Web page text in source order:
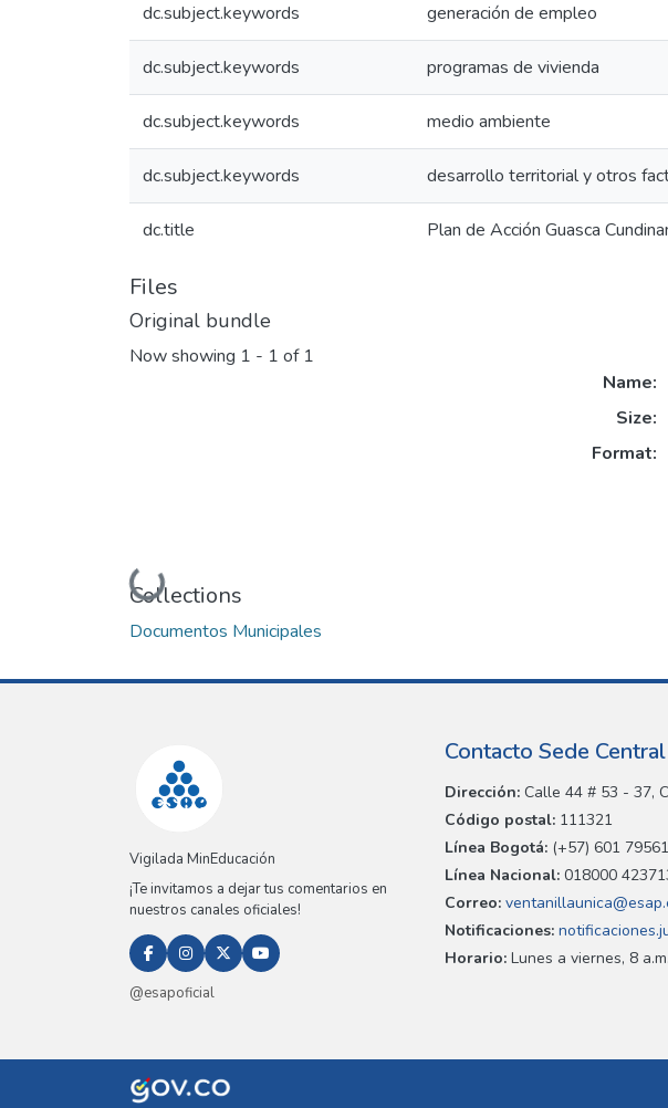
dc.subject.keywords generación de empleo
dc.subject.keywords programas de vivienda
dc.subject.keywords medio ambiente
dc.subject.keywords desarrollo territorial y otros
dc.title Plan de Acción Guasca
Files
Original bundle
Now showing 1 - 1 of 1
Loading...
Name:
Size:
Format:
Collections
Documentos Municipales
Vigilada MinEducación
¡Te invitamos a dejar tus comentarios en
nuestros canales oficiales!
@esapoficial
Contacto Sede Central
Dirección: Calle 44 # 53 - 37,
Código postal: 111321
Línea Bogotá: (+57) 601
Línea Nacional: 018000
Correo:
Notificaciones:
Horario: Lunes a viernes, 8